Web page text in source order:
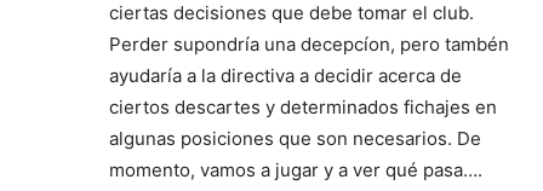
ciertas decisiones que debe tomar el club.
Perder supondría una decepcíon, pero tambén
ayudaría a la directiva a decidir acerca de
ciertos descartes y determinados fichajes en
algunas posiciones que son necesarios. De
momento, vamos a jugar y a ver qué pasa….